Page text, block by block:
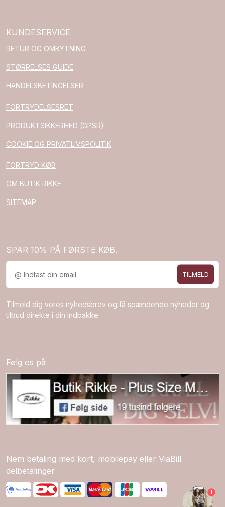
KUNDESERVICE
RETUR OG OMBYTNING
STØRRELSES GUIDE
HANDELSBETINGELSER
FORTRYDELSESRET
PRODUKTSIKKERHED (GPSR)
COOKIE OG PRIVATLIVSPOLITIK
FORTRYD KØB
OM BUTIK RIKKE
SITEMAP
SPAR 10% PÅ FØRSTE KØB.
TILMELD
Tilmeld dig vores nyhedsbrev og få spændende nyheder og
tilbud direkte i din indbakke.
Følg os på
Nem betaling med kort, mobilepay eller ViaBill
delbetalinger
1
Tilmeld dig vores nyhedsbrev
Ja tak til 10%
*Kan ikke bruges til Gavekort.
Ved deltagelse registrerer du dig for vores
nyhedsbrev, som du altid kan afmelde
igen, og du accepterer vores